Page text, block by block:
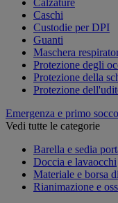
Caschi
Custodie per DPI
Guanti
Maschera
Protezione degli
Protezione della
Protezione
Emergenza e primo
Vedi tutte le categorie
Barella e sedia
Doccia e lavaocchi
Materiale e borsa
Rianimazione e